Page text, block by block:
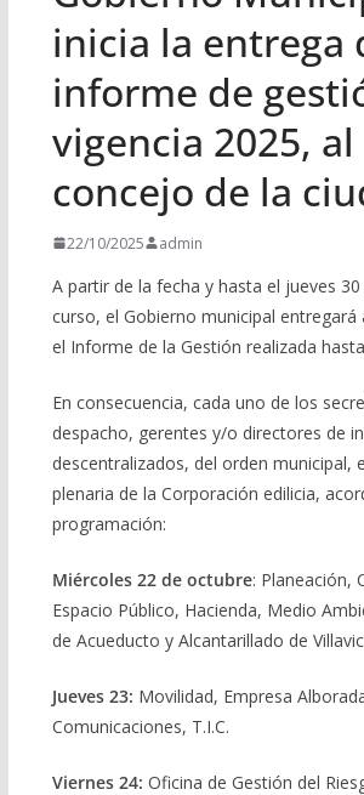
inicia la entrega
informe de
vigencia 2025, al
concejo de la
22/10/2025 admin
A partir de la fecha y hasta el jueves
curso, el Gobierno municipal entregará
el Informe de la Gestión realizada
En consecuencia, cada uno de los
despacho, gerentes y/o directores de
descentralizados, del orden municipal,
plenaria de la Corporación edilicia,
programación:
Miércoles 22 de octubre: Planeación,
Espacio Público, Hacienda, Medio
de Acueducto y Alcantarillado de
Jueves 23: Movilidad, Empresa
Comunicaciones, T.I.C.
Viernes 24: Oficina de Gestión del